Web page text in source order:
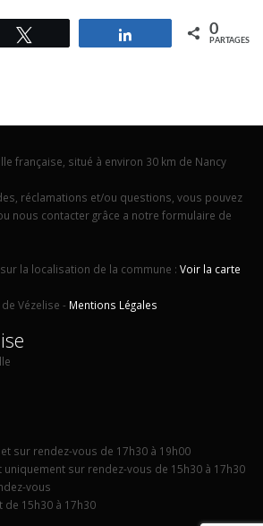
Partagez 0
PARTAGES
française, situé à environ 30 km de Nancy
réclamations et/ou questions, vous pouvez
nous contacter grâce a notre formulaire de
la localisation de la commune : Voir la carte
Vézelise - Mentions Légales
sur rendez-vous de 17h30 à 19h00
uniquement sur rendez-vous de 15h30 à 17h30
vous
de 15h30 à 17h30